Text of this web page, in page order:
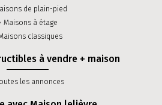
de plain-pied
Maisons à étage
classiques
à vendre + maison
les annonces